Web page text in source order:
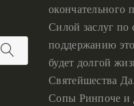
окончательного
Силой заслуг по
поддержанию
будет долгой
Святейшества
Сопы Ринпоче и